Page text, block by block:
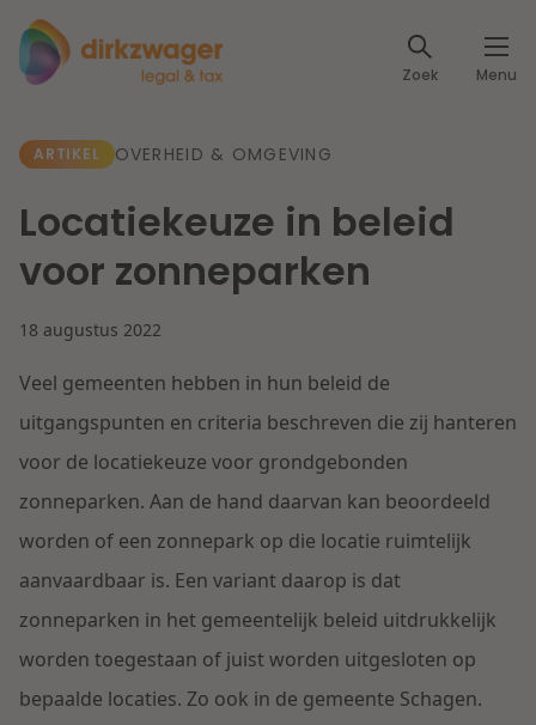
Zoek Menu
Expertises
Fiscaal
Arbeid & Pensioen
IT & Privacy
IE & Innovatie
Herstructurering & Insolventie
Energie
Lees meer
Dichtbij de kansen en uitdagingen in de
Artikelen
Klantcases
Events
Specialisten
Over ons
Over Dirkzwager
Internationale partners
Nieuws
Werken bij
Contact
Nederlands
ARTIKEL OVERHEID & OMGEVING
Locatiekeuze in beleid
voor zonneparken
18 augustus 2022
Veel gemeenten hebben in hun beleid de
uitgangspunten en criteria beschreven die zij hanteren
voor de locatiekeuze voor grondgebonden
zonneparken. Aan de hand daarvan kan beoordeeld
worden of een zonnepark op die locatie ruimtelijk
aanvaardbaar is. Een variant daarop is dat
zonneparken in het gemeentelijk beleid uitdrukkelijk
worden toegestaan of juist worden uitgesloten op
bepaalde locaties. Zo ook in de gemeente Schagen.